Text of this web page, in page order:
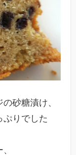
砂糖漬け、
ぷりでした